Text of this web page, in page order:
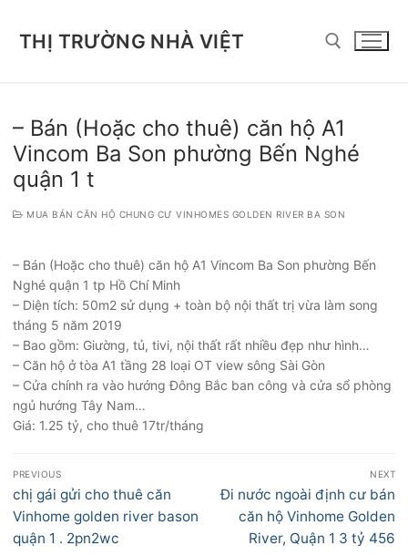
THỊ TRƯỜNG NHÀ VIỆT
– Bán (Hoặc cho thuê) căn hộ A1
Vincom Ba Son phường Bến Nghé
quận 1 t
MUA BÁN CĂN HỘ CHUNG CƯ VINHOMES GOLDEN RIVER BA SON
– Bán (Hoặc cho thuê) căn hộ A1 Vincom Ba Son phường Bến
Nghé quận 1 tp Hồ Chí Minh
– Diện tích: 50m2 sử dụng + toàn bộ nội thất trị vừa làm song
tháng 5 năm 2019
– Bao gồm: Giường, tủ, tivi, nội thất rất nhiều đẹp như hình…
– Căn hộ ở tòa A1 tầng 28 loại OT view sông Sài Gòn
– Cửa chính ra vào hướng Đông Bắc ban công và cửa sổ phòng
ngủ hướng Tây Nam…
Giá: 1.25 tỷ, cho thuê 17tr/tháng
Điều
hướng
bài
viết
PREVIOUS
Previous
post:
chị gái gửi cho thuê căn
Vinhome golden river bason
quận 1 . 2pn2wc
NEXT
Next
post:
Đi nước ngoài định cư bán
căn hộ Vinhome Golden
River, Quận 1 3 tỷ 456